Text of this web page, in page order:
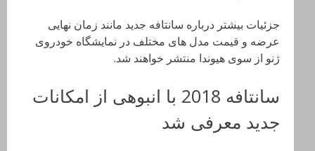
جزئیات بیشتر درباره سانتافه جدید مانند زمان نهایی
عرضه و قیمت مدل های مختلف در نمایشگاه خودروی
ژنو از سوی هیوندا منتشر خواهند شد.
سانتافه 2018 با انبوهی از امکانات
جدید معرفی شد